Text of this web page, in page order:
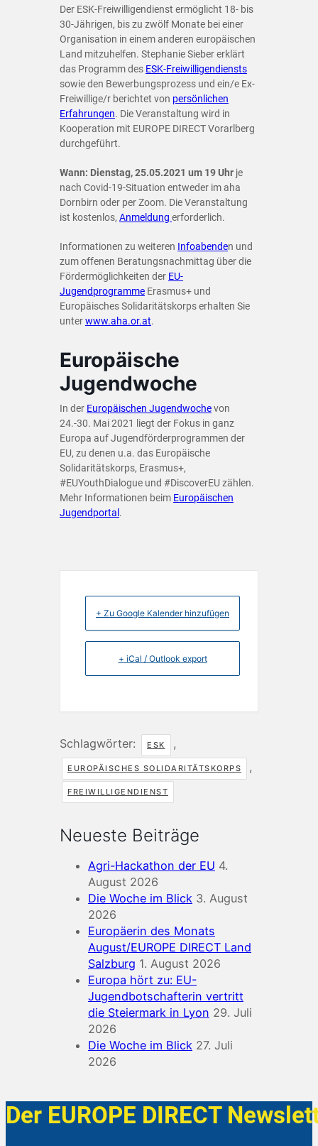
Der ESK-Freiwilligendienst ermöglicht 18- bis
30-Jährigen, bis zu zwölf Monate bei einer
Organisation in einem anderen europäischen
Land mitzuhelfen. Stephanie Sieber erklärt
das Programm des ESK-Freiwilligendiensts
sowie den Bewerbungsprozess und ein/e Ex-
Freiwillige/r berichtet von persönlichen
Erfahrungen. Die Veranstaltung wird in
Kooperation mit EUROPE DIRECT Vorarlberg
durchgeführt.
Wann: Dienstag, 25.05.2021 um 19 Uhr je
nach Covid-19-Situation entweder im aha
Dornbirn oder per Zoom. Die Veranstaltung
ist kostenlos, Anmeldung erforderlich.
Informationen zu weiteren Infoabenden und
zum offenen Beratungsnachmittag über die
Fördermöglichkeiten der EU-
Jugendprogramme Erasmus+ und
Europäisches Solidaritätskorps erhalten Sie
unterwww.aha.or.at.
Europäische
Jugendwoche
In der Europäischen Jugendwochevon
24.-30. Mai 2021 liegt der Fokus in ganz
Europa auf Jugendförderprogrammen der
EU, zu denen u.a. das Europäische
Solidaritätskorps, Erasmus+,
#EUYouthDialogue und #DiscoverEU zählen.
Mehr Informationen beim Europäischen
Jugendportal.
+ Zu Google Kalender hinzufügen
+ iCal / Outlook export
Schlagwörter: ESK ,
EUROPÄISCHES SOLIDARITÄTSKORPS ,
FREIWILLIGENDIENST
Neueste Beiträge
Agri-Hackathon der EU 4.
August 2026
Die Woche im Blick 3. August
2026
Europäerin des Monats
August/EUROPE DIRECT Land
Salzburg 1. August 2026
Europa hört zu: EU-
Jugendbotschafterin vertritt
die Steiermark in Lyon 29. Juli
2026
Die Woche im Blick 27. Juli
2026
Der EUROPE DIRECT